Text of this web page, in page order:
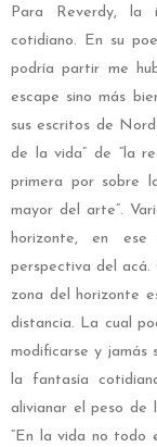
Para Reverdy, la
cotidiano. En su
podría partir me
escape sino más
sus escritos de
de la vida” de “la
primera por sobre
mayor del arte”.
horizonte, en
perspectiva del acá.
zona del horizonte
distancia. La cual
modificarse y jamás
la fantasía
alivianar el peso de
“En la vida no todo